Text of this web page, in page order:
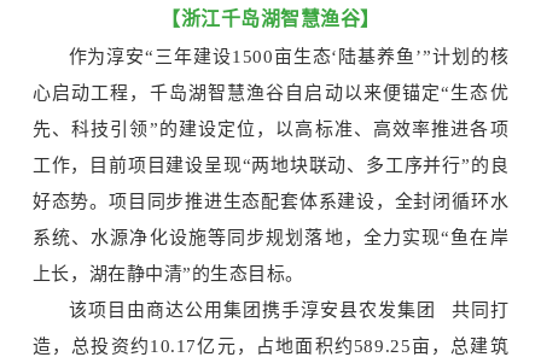
【浙江千岛湖智慧渔谷】
作为淳安“三年建设1500亩生态‘陆基养鱼’”计划的核
心启动工程，千岛湖智慧渔谷自启动以来便锚定“生态优
先、科技引领”的建设定位，以高标准、高效率推进各项
工作，目前项目建设呈现“两地块联动、多工序并行”的良
好态势。项目同步推进生态配套体系建设，全封闭循环水
系统、水源净化设施等同步规划落地，全力实现“鱼在岸
上长，湖在静中清”的生态目标。
该项目由商达公用集团携手淳安县农发集团
共同打
造，总投资约10.17亿元，占地面积约589.25亩，总建筑